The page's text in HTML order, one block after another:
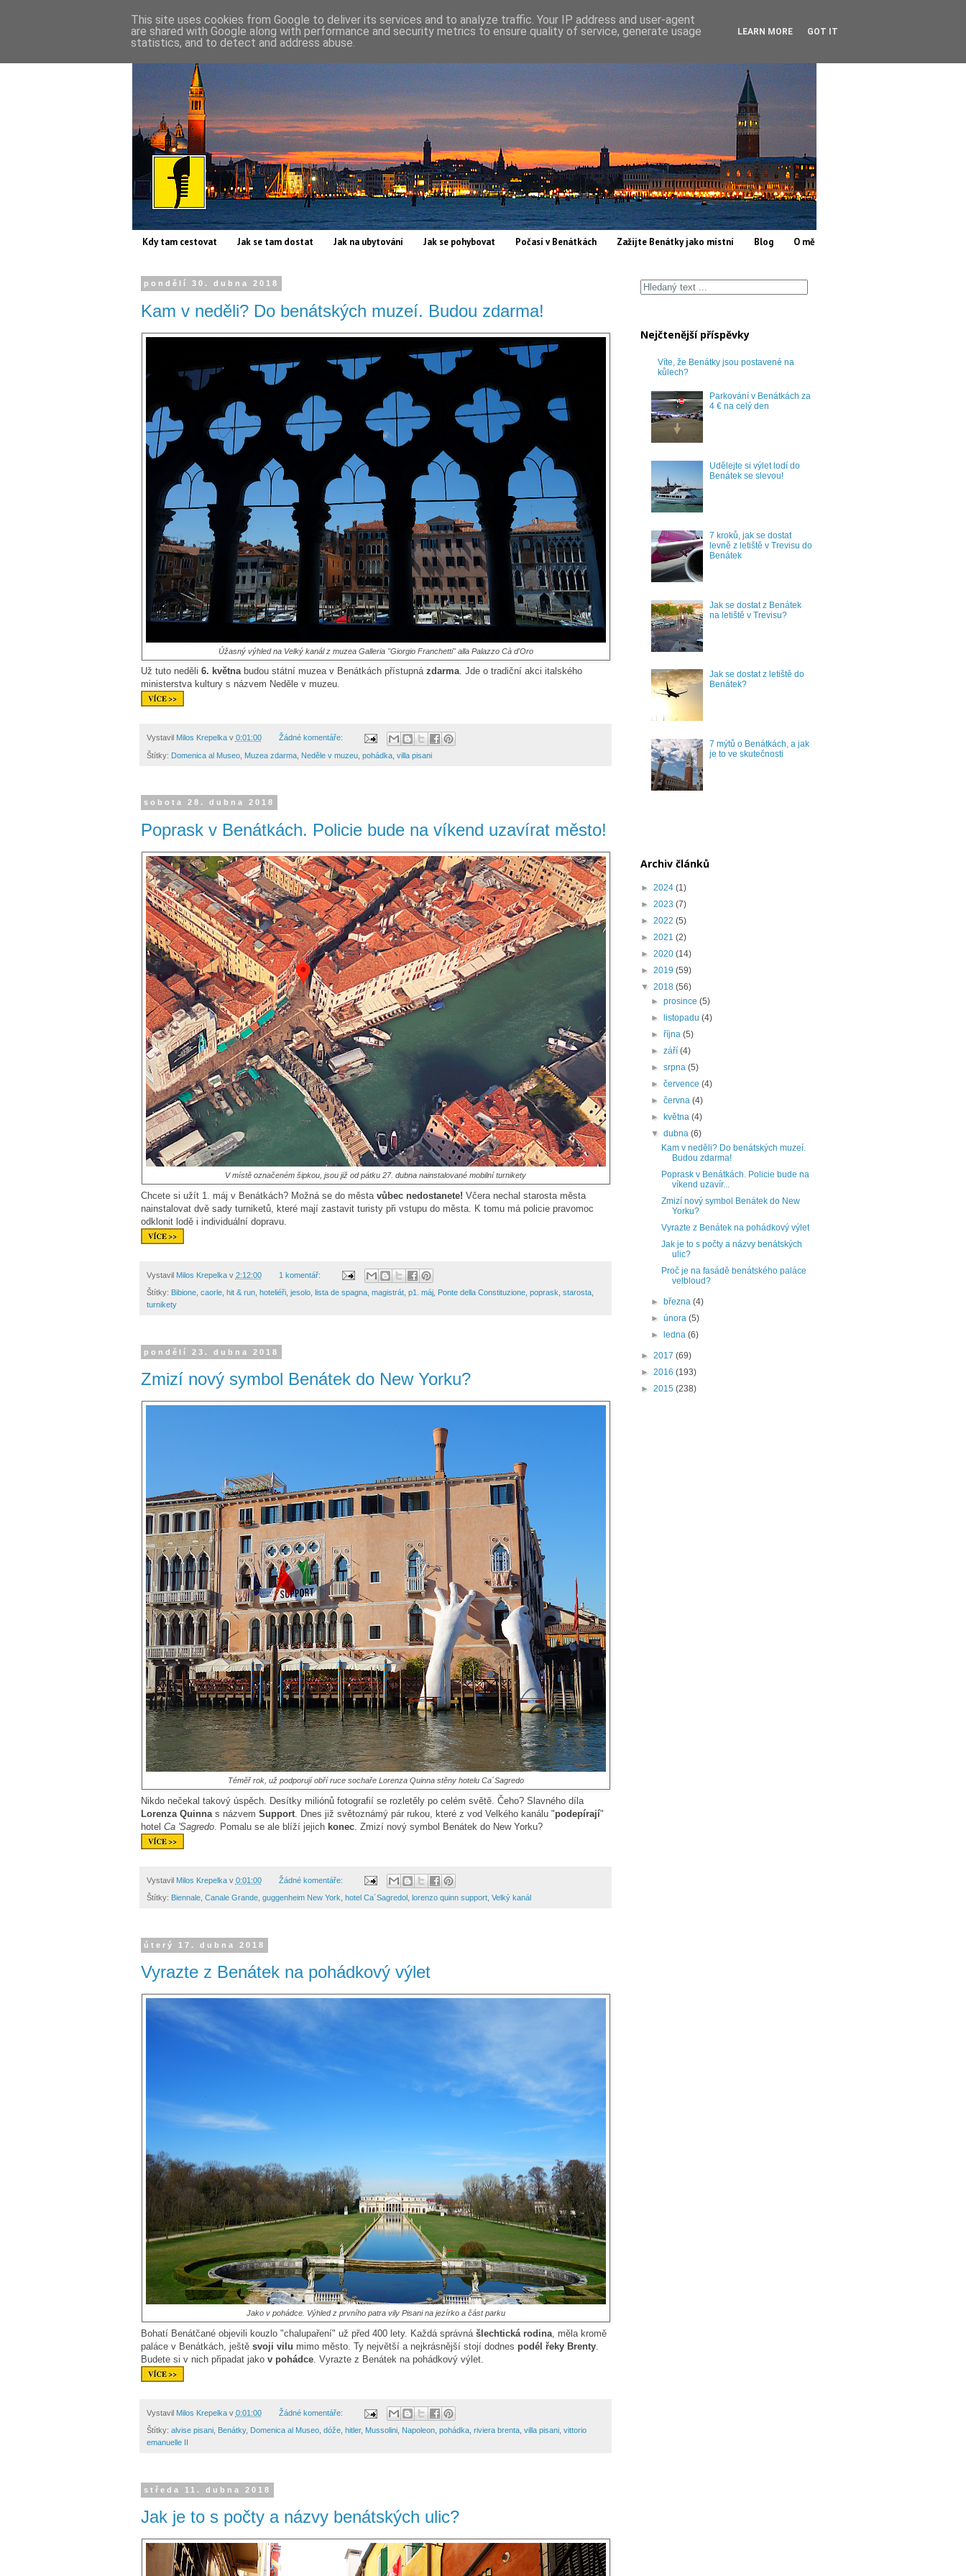
Kdy tam cestovat Jak se tam dostat Jak na ubytování Jak se pohybovat Počasí v Benátkách Zažijte Benátky jako místní Blog O mě
pondělí 30. dubna 2018
Kam v neděli? Do benátských muzeí. Budou zdarma!
Úžasný výhled na Velký kanál z muzea Galleria "Giorgio Franchetti" alla Palazzo Cà d'Oro
Už tuto neděli 6. květnabudou státní muzea v Benátkách přístupná zdarma. Jde o tradiční akci italského
ministerstva kultury s názvem Neděle v muzeu.
Vystavil Milos Krepelka v 0:01:00 Žádné komentáře:
Štítky: Domenica al Museo, Muzea zdarma, Neděle v muzeu, pohádka, villa pisani
sobota 28. dubna 2018
Poprask v Benátkách. Policie bude na víkend uzavírat město!
V místě označeném šipkou, jsou již od pátku 27. dubna nainstalované mobilní turnikety
Chcete si užít 1. máj v Benátkách? Možná se do města vůbec nedostanete! Včera nechal starosta města
nainstalovat dvě sady turniketů, které mají zastavit turisty při vstupu do města. K tomu má policie pravomoc
odklonit lodě i individuální dopravu.
Vystavil Milos Krepelka v 2:12:00 1 komentář:
Štítky: Bibione, caorle, hit & run, hoteliéři, jesolo, lista de spagna, magistrát, p1. máj, Ponte della Constituzione, poprask starosta,
turnikety
pondělí 23. dubna 2018
Zmizí nový symbol Benátek do New Yorku?
Téměř rok, už podporují obří ruce sochaře Lorenza Quinna stěny hotelu Ca´Sagredo
Nikdo nečekal takový úspěch. Desítky miliónů fotografií se rozletěly po celém světě. Čeho? Slavného díla
Lorenza Quinnas názvem Support. Dnes již světoznámý pár rukou, které z vod Velkého kanálu "podepírají"
hotel Ca 'Sagredo. Pomalu se ale blíží jejich konec. Zmizí nový symbol Benátek do New Yorku?
Vystavil Milos Krepelka v 0:01:00 Žádné komentáře:
Štítky: Biennale, Canale Grande, guggenheim New York hotel Ca´Sagredol, lorenzo quinn support, Velký kanál
úterý 17. dubna 2018
Vyrazte z Benátek na pohádkový výlet
Jako v pohádce. Výhled z prvního patra vily Pisani na jezírko a část parku
Bohatí Benátčané objevili kouzlo "chalupaření" už před 400 lety. Každá správná šlechtická rodina, měla kromě
paláce v Benátkách, ještě svoji vilu mimo město. Ty největší a nejkrásnější stojí dodnes podél řeky Brenty.
Budete si v nich připadat jako v pohádce. Vyrazte z Benátek na pohádkový výlet.
Vystavil Milos Krepelka v 0:01:00 Žádné komentáře:
Štítky: alvise pisani, Benátky, Domenica al Museo, dóže, hitler, Mussolini, Napoleon, pohádka, riviera brenta, villa pisani, vittorio
emanuelle II
středa 11. dubna 2018
Jak je to s počty a názvy benátských ulic?
Nejčtenější příspěvky
Víte, že Benátky jsou postavené na
kůlech?
Parkování v Benátkách za
4 € na celý den
Udělejte si výlet lodí do
Benátek se slevou!
7 kroků, jak se dostat
levně z letiště v Trevisu do
Benátek
Jak se dostat z Benátek
na letiště v Trevisu?
Jak se dostat z letiště do
Benátek?
7 mýtů o Benátkách, a jak
je to ve skutečnosti
Archiv článků
► 2024 (1)
► 2023 (7)
► 2022 (5)
► 2021 (2)
► 2020 (14)
► 2019 (59)
▼ 2018 (56)
► prosince (5)
►
listopadu (4)
► října (5)
► září (4)
► srpna (5)
► července (4)
► června (4)
►
května (4)
▼ dubna (6)
Kam v neděli? Do benátských muzeí.
Budou zdarma!
Poprask v Benátkách. Policie bude na
víkend uzavír...
Zmizí nový symbol Benátek do New
Yorku?
Vyrazte z Benátek na pohádkový výlet
Jak je to s počty a názvy benátských
ulic?
Proč je na fasádě benátského paláce
velbloud?
► března (4)
► února (5)
►
ledna (6)
► 2017 (69)
► 2016 (193)
► 2015 (238)
This site uses cookies from Google to deliver its services and to analyze traffic. Your IP address and user-agent
are shared with Google along with performance and security metrics to ensure quality of service, generate usage
statistics, and to detect and address abuse.
LEARN MORE GOT IT